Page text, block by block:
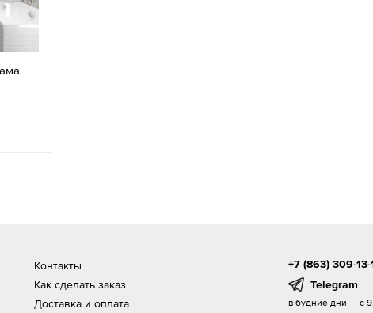
Контакты
Как сделать заказ
Доставка и оплата
+7 (863) 309-13-
Telegram
в будние дни — с